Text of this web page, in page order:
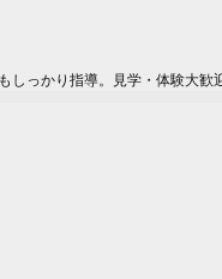
しっかり指導。見学・体験大歓